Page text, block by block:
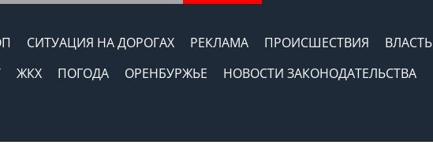
СИТУАЦИЯ НА ДОРОГАХ РЕКЛАМА ПРОИСШЕСТВИЯ
ВЛАСТЬ
ЖКХ ПОГОДА ОРЕНБУРЖЬЕ
НОВОСТИ ЗАКОНОДАТЕЛЬСТВА